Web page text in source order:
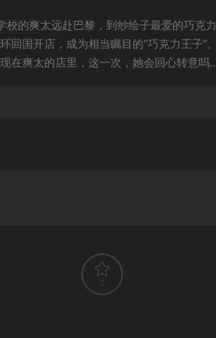
的爽太远赴巴黎，到纱绘子最爱的巧克
回国开店，成为相当瞩目的“巧克力王子”
在爽太的店里，这一次，她会回心转意
0